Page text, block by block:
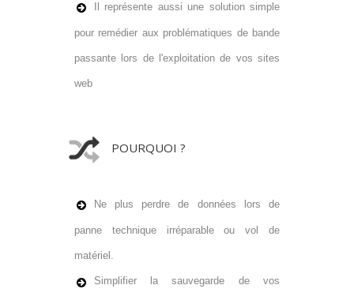
Il représente aussi une solution simple
pour remédier aux problématiques de bande
passante lors de l'exploitation de vos sites
web
POURQUOI ?
Ne plus perdre de données lors de
panne technique irréparable ou vol de
matériel.
Simplifier la sauvegarde de vos